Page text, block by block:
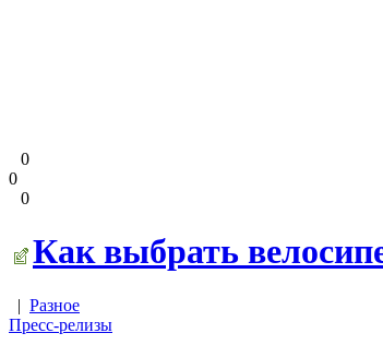
0
0
0
Как выбрать
| Разное
Пресс-релизы